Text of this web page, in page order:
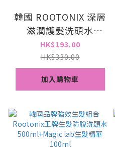
韓國 ROOTONIX 深層
滋潤護髮洗頭水
Hyaluronic Aloe
Shampoo 500ml
HK$193.00
HK$330.00
加入購物車